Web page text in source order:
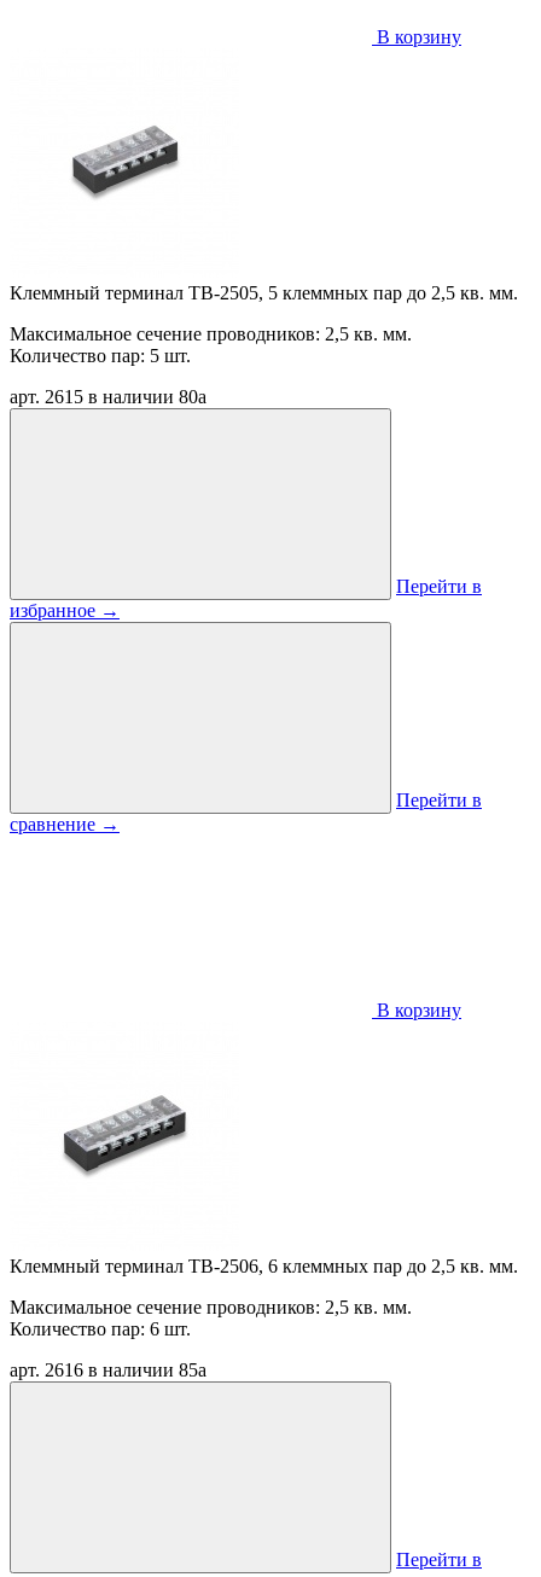
В корзину
Клеммный терминал TB-2505, 5 клеммных пар до 2,5 кв. мм.
Максимальное сечение проводников: 2,5 кв. мм.
Количество пар: 5 шт.
арт. 2615 в наличии 80a
Перейти в
избранное →
Перейти в
сравнение →
В корзину
Клеммный терминал TB-2506, 6 клеммных пар до 2,5 кв. мм.
Максимальное сечение проводников: 2,5 кв. мм.
Количество пар: 6 шт.
арт. 2616 в наличии 85a
Перейти в